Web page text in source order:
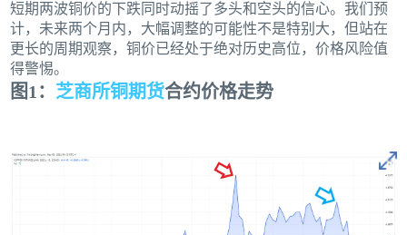
短期两波铜价的下跌同时动摇了多头和空头的信心。我们预
计，未来两个月内，大幅调整的可能性不是特别大，但站在
更长的周期观察，铜价已经处于绝对历史高位，价格风险值
得警惕。
图1： 芝商所铜期货合约价格走势